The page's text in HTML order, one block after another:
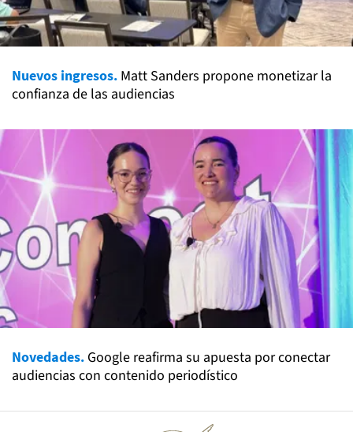
Nuevos ingresos. Matt Sanders propone monetizar la
confianza de las audiencias
Novedades. Google reafirma su apuesta por conectar
audiencias con contenido periodístico